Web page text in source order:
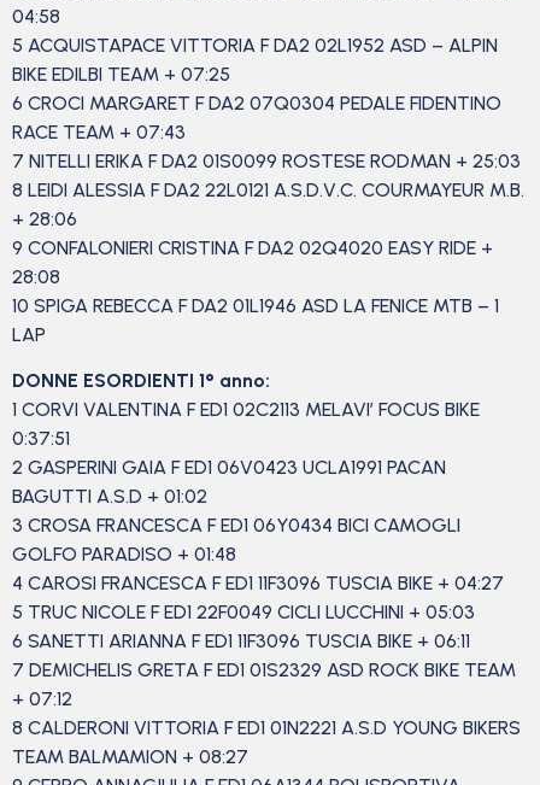
04:58
5 ACQUISTAPACE VITTORIA F DA2 02L1952 ASD – ALPIN
BIKE EDILBI TEAM + 07:25
6 CROCI MARGARET F DA2 07Q0304 PEDALE FIDENTINO
RACE TEAM + 07:43
7 NITELLI ERIKA F DA2 01S0099 ROSTESE RODMAN + 25:03
8 LEIDI ALESSIA F DA2 22L0121 A.S.D.V.C. COURMAYEUR M.B.
+ 28:06
9 CONFALONIERI CRISTINA F DA2 02Q4020 EASY RIDE +
28:08
10 SPIGA REBECCA F DA2 01L1946 ASD LA FENICE MTB – 1
LAP
DONNE ESORDIENTI 1° anno:
1 CORVI VALENTINA F ED1 02C2113 MELAVI’ FOCUS BIKE
0:37:51
2 GASPERINI GAIA F ED1 06V0423 UCLA1991 PACAN
BAGUTTI A.S.D + 01:02
3 CROSA FRANCESCA F ED1 06Y0434 BICI CAMOGLI
GOLFO PARADISO + 01:48
4 CAROSI FRANCESCA F ED1 11F3096 TUSCIA BIKE + 04:27
5 TRUC NICOLE F ED1 22F0049 CICLI LUCCHINI + 05:03
6 SANETTI ARIANNA F ED1 11F3096 TUSCIA BIKE + 06:11
7 DEMICHELIS GRETA F ED1 01S2329 ASD ROCK BIKE TEAM
+ 07:12
8 CALDERONI VITTORIA F ED1 01N2221 A.S.D YOUNG BIKERS
TEAM BALMAMION + 08:27